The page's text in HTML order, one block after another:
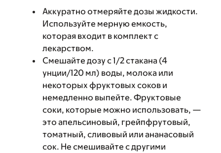
Аккуратно отмеряйте дозы жидкости.
Используйте мерную емкость,
которая входит в комплект с
лекарством.
Смешайте дозу с 1/2 стакана (4
унции/120 мл) воды, молока или
некоторых фруктовых соков и
немедленно выпейте. Фруктовые
соки, которые можно использовать, —
это апельсиновый, грейпфрутовый,
томатный, сливовый или ананасовый
сок. Не смешивайте с другими